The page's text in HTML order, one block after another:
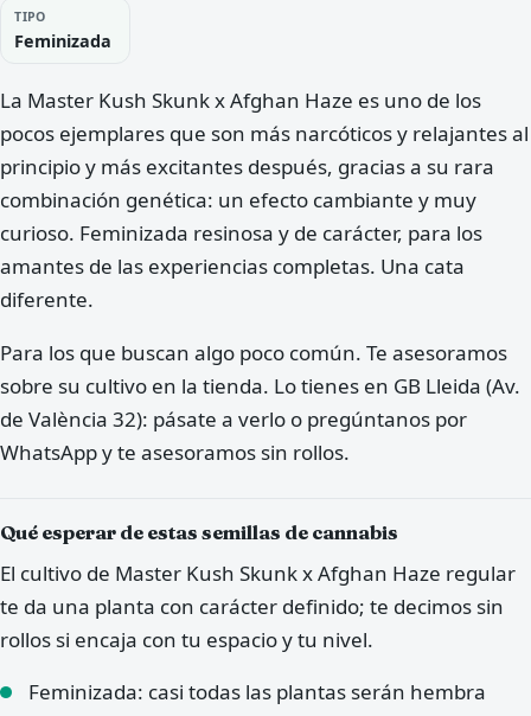
TIPO
Feminizada
La Master Kush Skunk x Afghan Haze es uno de los
pocos ejemplares que son más narcóticos y relajantes al
principio y más excitantes después, gracias a su rara
combinación genética: un efecto cambiante y muy
curioso. Feminizada resinosa y de carácter, para los
amantes de las experiencias completas. Una cata
diferente.
Para los que buscan algo poco común. Te asesoramos
sobre su cultivo en la tienda. Lo tienes en GB Lleida (Av.
de València 32): pásate a verlo o pregúntanos por
WhatsApp y te asesoramos sin rollos.
Qué esperar de estas semillas de cannabis
El cultivo de Master Kush Skunk x Afghan Haze regular
te da una planta con carácter definido; te decimos sin
rollos si encaja con tu espacio y tu nivel.
Feminizada: casi todas las plantas serán hembra